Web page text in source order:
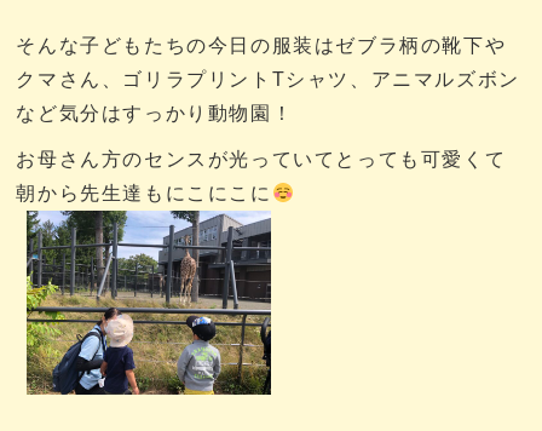
そんな子どもたちの今日の服装はゼブラ柄の靴下や
クマさん、ゴリラプリントTシャツ、アニマルズボン
など気分はすっかり動物園！
お母さん方のセンスが光っていてとっても可愛くて
朝から先生達もにこにこに